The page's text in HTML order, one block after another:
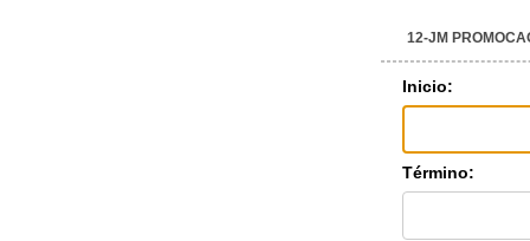
12-JM
Inicio:
Término: